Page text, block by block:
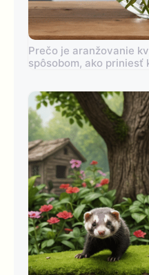
Prečo je aranžovanie
spôsobom, ako priniesť